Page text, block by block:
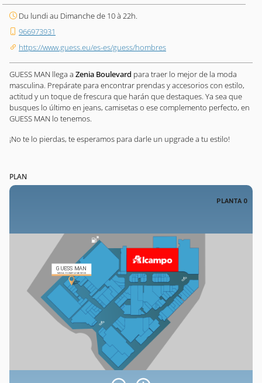
Du lundi au Dimanche de 10 à 22h.
966973931
https://www.guess.eu/es-es/guess/hombres
GUESS MAN llega a Zenia Boulevard para traer lo mejor de la moda
masculina. Prepárate para encontrar prendas y accesorios con estilo,
actitud y un toque de frescura que harán que destaques. Ya sea que
busques lo último en jeans, camisetas o ese complemento perfecto, en
GUESS MAN lo tenemos.
¡No te lo pierdas, te esperamos para darle un upgrade a tu estilo!
PLAN